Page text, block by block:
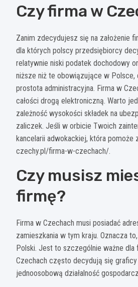
Czy firma w
Zanim zdecydujesz się na założenie
dla których polscy przedsiębiorcy
relatywnie niski podatek dochodowy
niższe niż te obowiązujące w Polsce,
prostota administracyjna. Firma w
całości drogą elektroniczną. Warto
zależność wysokości składek na
zaliczek. Jeśli w orbicie Twoich
kancelarii adwokackiej, która
czechy.pl/firma-w-czechach/.
Czy musisz
firmę?
Firma w Czechach musi posiadać
zamieszkania w tym kraju. Oznacza
Polski. Jest to szczególnie ważne
Czechach często decydują się
jednoosobową działalność